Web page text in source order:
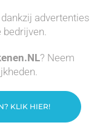
advertenties
? Neem
KLIK HIER!